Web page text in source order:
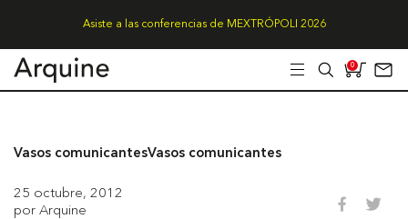
Asiste a las conferencias de MEXTRÓPOLI 2026
0
Vasos comunicantesVasos comunicantes
25 octubre, 2012
por Arquine